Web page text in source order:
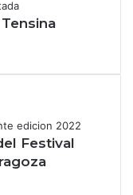
Festival